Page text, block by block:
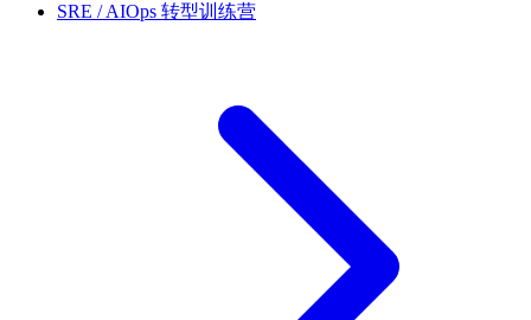
SRE / AIOps 转型训练营